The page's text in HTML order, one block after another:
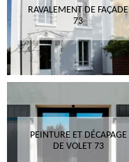
RAVALEMENT DE FAÇADE
73
PEINTURE ET DÉCAPAGE
DE VOLET 73